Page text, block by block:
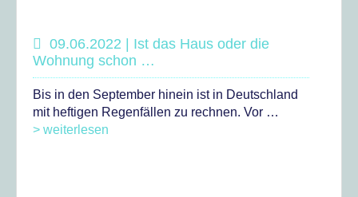
09.06.2022 | Ist das Haus oder die
Wohnung schon …
Bis in den September hinein ist in Deutschland
mit heftigen Regenfällen zu rechnen. Vor …
> weiterlesen